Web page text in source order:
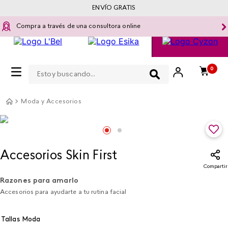
Compra a través de una consultora online
0
ENVÍO GRATIS
Moda y Accesorios
Accesorios Skin First
Compartir
Razones para amarlo
Accesorios para ayudarte a tu rutina facial
Tallas Moda